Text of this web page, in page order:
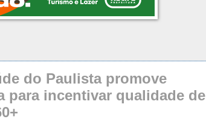
do Paulista promove
para incentivar qualidade de